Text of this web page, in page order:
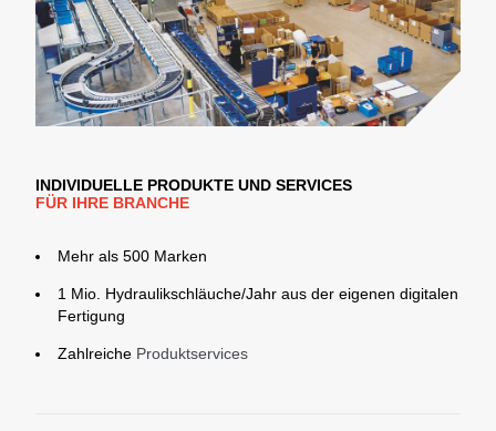
INDIVIDUELLE PRODUKTE UND SERVICES
FÜR IHRE BRANCHE
Mehr als 500 Marken
1 Mio. Hydraulikschläuche/Jahr aus der eigenen digitalen
Fertigung
Zahlreiche Produktservices